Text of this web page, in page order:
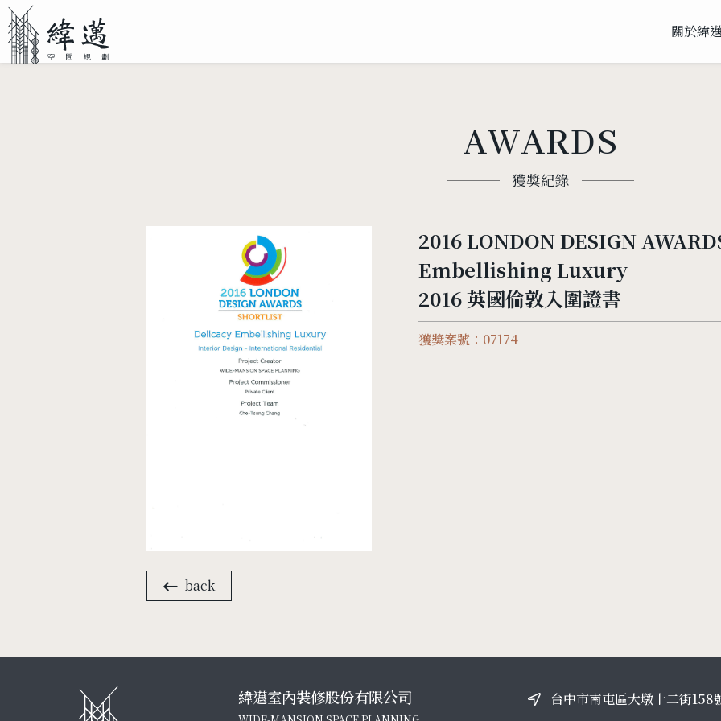
關於緯
AWARDS
獲獎紀錄
back
2016 LONDON DESIGN
Embellishing Luxury
2016 英國倫敦入圍證書
獲獎案號：07174
緯邁室內裝修股份有限公司
台中市南屯區大墩十二街158